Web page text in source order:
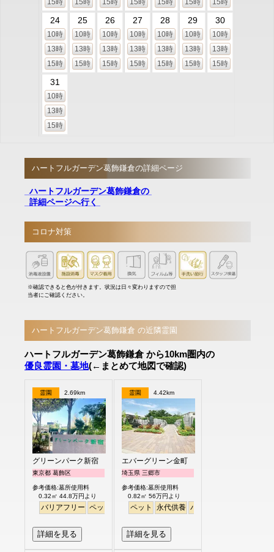
15時
15時
15時
15時
15時
15時
15時
24
10時
13時
15時
25
10時
13時
15時
26
10時
13時
15時
27
10時
13時
15時
28
10時
13時
15時
29
10時
13時
15時
30
10時
13時
15時
31
10時
13時
15時
ハートフルガーデン葛飾鎌倉の詳細ページ
ハートフルガーデン葛飾鎌倉の
詳細ページへ行く
コロナ対策
※確認できると色が付きます。状況は日々変わりますので担
当者にご確認ください。
ハートフルガーデン葛飾鎌倉 の近隣霊園
ハートフルガーデン葛飾鎌倉 から10km圏内の
優良霊園・墓地(←まとめて地図で確認)
霊園 2.69km
グリーンパーク新宿
東京都 葛飾区
参考価格:墓所使用料
0.32㎡ 44.8万円より
バリアフリー ペット 永代供養
詳細を見る
霊園 4.42km
エバーグリーン金町
埼玉県 三郷市
参考価格:墓所使用料
0.82㎡ 56万円より
ペット 永代供養 バリアフリー
詳細を見る